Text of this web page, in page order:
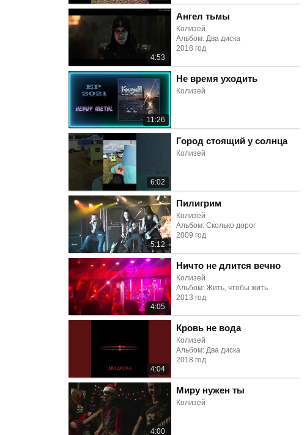
4:53
Ангел тьмы
Колизей
Альбом: Два диска
2018 год
11:26
Не время уходить
Колизей
6:02
Город стоящий у солнца
Колизей
5:12
Пилигрим
Колизей
Альбом: Сколько дорог
2009 год
4:05
Ничто не длится вечно
Колизей
Альбом: Жить, чтобы жить
2013 год
4:04
Кровь не вода
Колизей
Альбом: Два диска
2018 год
4:00
Миру нужен ты
Колизей